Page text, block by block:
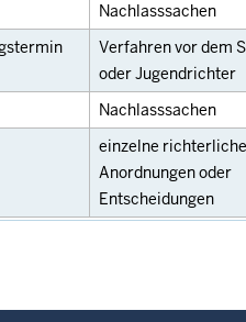
Nachlasssachen
Verfahren vor dem
oder Jugendrichter
Nachlasssachen
einzelne richterliche
Anordnungen oder
Entscheidungen